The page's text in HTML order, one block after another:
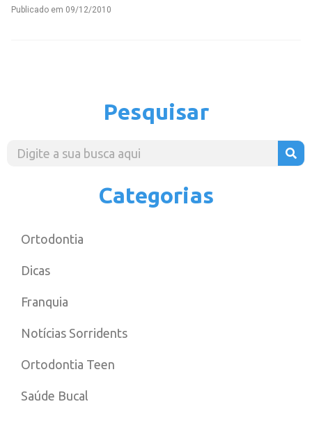
Publicado em 09/12/2010
Pesquisar
Categorias
Ortodontia
Dicas
Franquia
Notícias Sorridents
Ortodontia Teen
Saúde Bucal